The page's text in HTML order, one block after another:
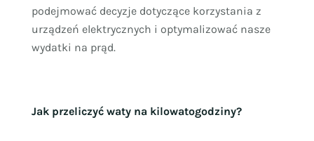
podejmować decyzje dotyczące korzystania z
urządzeń elektrycznych i optymalizować nasze
wydatki na prąd.
Jak przeliczyć waty na kilowatogodziny?